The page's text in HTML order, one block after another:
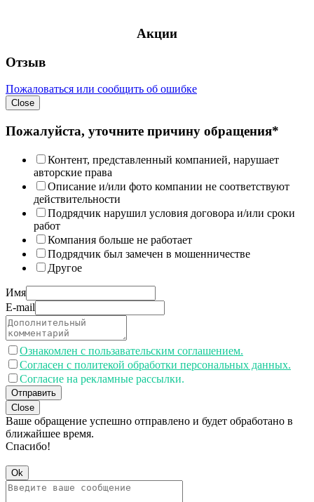
Акции
Отзыв
Пожаловаться или сообщить об ошибке
Close
Пожалуйста, уточните причину обращения*
Контент, представленный компанией, нарушает
авторские права
Описание и/или фото компании не соответствуют
действительности
Подрядчик нарушил условия договора и/или сроки
работ
Компания больше не работает
Подрядчик был замечен в мошенничестве
Другое
Имя
E-mail
Ознакомлен с пользавательским соглашением.
Согласен с политекой обработки персональных данных.
Согласие на рекламные рассылки.
Отправить
Close
Ваше обращение успешно отправлено и будет обработано в
ближайшее время.
Спасибо!
Ok